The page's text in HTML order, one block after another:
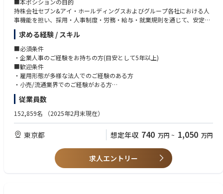
■本ポシションの目的
持株会社セブン&アイ・ホールディングスおよびグループ各社における人
事機能を担い、採用・人事制度・労務・給与・就業規則を通じて、安定的
な人事運営と組織基盤の整備を実現するポジションです。
■職務内容
※下記務のいずれかにて、従事していただきます。
【人事制度企画実行】
・人事制度(評価・等級・報酬等)の企画および実行を担う
【採用業務】
・採用担当として、経営企画部門および各事業部門と連携し、採用戦略の
・採用進捗(進捗状況、コスト、離職率等)のモニタリングを行う
・採用面接の調整および面接対応を行う
・人材紹介会社等の外部パートナーとの連携および折衝を行う
求める経験 / スキル
■必須条件
・企業人事のご経験をお持ちの方(目安として5年以上)
■歓迎条件
・雇用形態が多様な法人でのご経験のある方
・小売/流通業界でのご経験がおる方
・大企業での勤務経験がある方
・ビシネスレベルの英語力をお持ちの方
従業員数
152,859名 （2025年2月末現在）
東京都 想定年収 740 万円 ~ 1,050 万円
求人エントリー